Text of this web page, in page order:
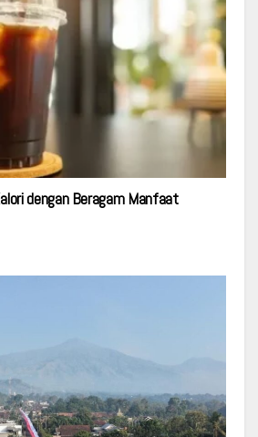
dengan Beragam Manfaat